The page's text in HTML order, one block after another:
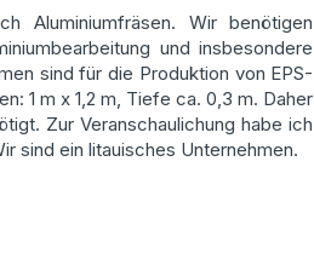
Aluminiumfräsen. Wir benötigen
und insbesondere
sind für die Produktion von EPS-
1 m x 1,2 m, Tiefe ca. 0,3 m. Daher
Zur Veranschaulichung habe ich
sind ein litauisches Unternehmen.